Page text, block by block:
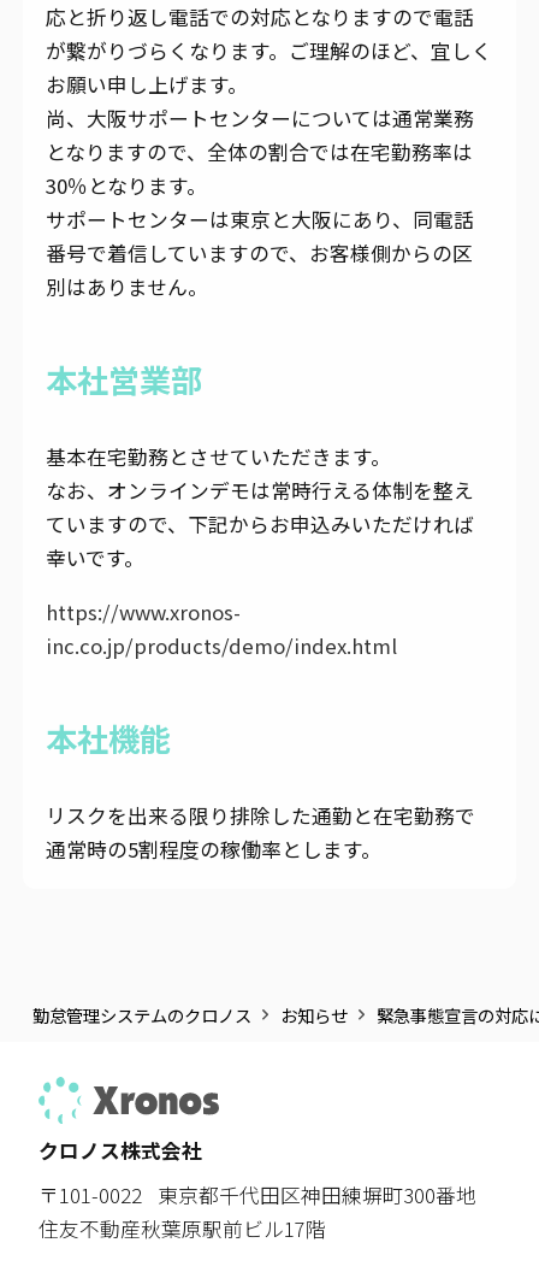
応と折り返し電話での対応となりますので電話
が繋がりづらくなります。ご理解のほど、宜しく
お願い申し上げます。
尚、大阪サポートセンターについては通常業務
となりますので、全体の割合では在宅勤務率は
30％となります。
サポートセンターは東京と大阪にあり、同電話
番号で着信していますので、お客様側からの区
別はありません。
本社営業部
基本在宅勤務とさせていただきます。
なお、オンラインデモは常時行える体制を整え
ていますので、下記からお申込みいただければ
幸いです。
https://www.xronos-
inc.co.jp/products/demo/index.html
本社機能
リスクを出来る限り排除した通勤と在宅勤務で
通常時の5割程度の稼働率とします。
勤怠管理システムのクロノス お知らせ 緊急事態宣言の対応
クロノス株式会社
〒101-0022
東京都千代田区神田練塀町300番地
住友不動産秋葉原駅前ビル17階